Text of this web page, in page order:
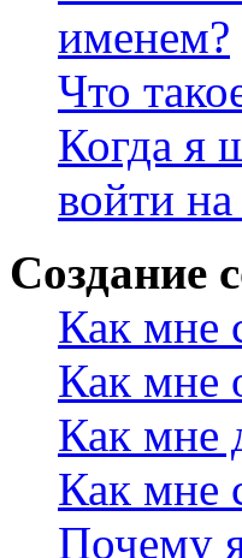
именем?
Что
Когда я
войти
Создание
Как мне
Как мне
Как мне
Как мне
Почему